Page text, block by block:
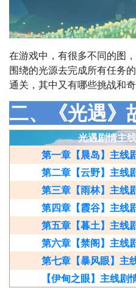
在游戏中，有很多不同的图
围绕的光源去完成所有任务
通关，其中又有哪些挑战和
二、《光遇》
光遇剧情主
第一章【晨岛】主线
第二章【云野】主线
第三章【雨林】主线
第四章【霞谷】主线
第五章【暮土】主线
第六章【禁阁】主线
第七章【暴风眼】主
【伊甸之眼】主线剧